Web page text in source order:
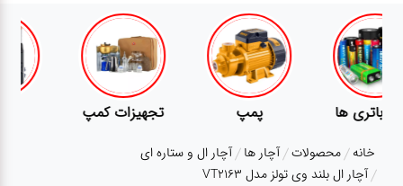
محصولات
قوانین
سایت
ارتباط
باما
درباره
پمپ تجهیزات کمپ گجت
خانه محصولات آچار ها آچار ال و ستاره ای
آچار ال بلند وی تولز مدل VT2163